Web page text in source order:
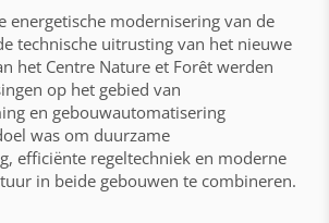
energetische modernisering van de
technische uitrusting van het nieuwe
het Centre Nature et Forêt werden
op het gebied van
en gebouwautomatisering
was om duurzame
efficiënte regeltechniek en moderne
in beide gebouwen te combineren.